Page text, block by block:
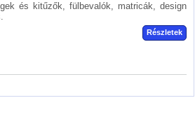
és kitűzők, fülbevalók, matricák, design
Részletek